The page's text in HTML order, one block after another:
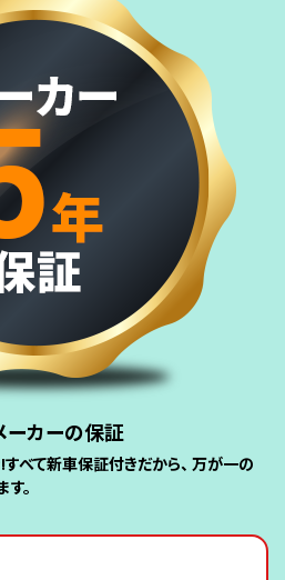
ーカーの保証
べて新車保証付きだから、 万が一の
。